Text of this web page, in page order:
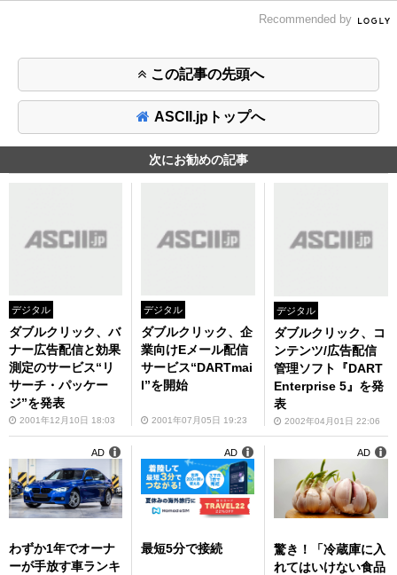
Recommended by
この記事の先頭へ
ASCII.jpトップへ
次にお勧めの記事
デジタル
ダブルクリック、バ
ナー広告配信と効果
測定のサービス“リ
サーチ・パッケー
ジ”を発表
2001年12月10日 18:03
デジタル
ダブルクリック、企
業向けEメール配信
サービス“DARTmai
l”を開始
2001年07月05日 19:23
デジタル
ダブルクリック、コ
ンテンツ/広告配信
管理ソフト『DART
Enterprise 5』を発
表
2002年04月01日 22:06
わずか1年でオーナ
ーが手放す車ランキ
AD
最短5分で接続
AD
驚き！「冷蔵庫に入
れてはいけない食品
AD